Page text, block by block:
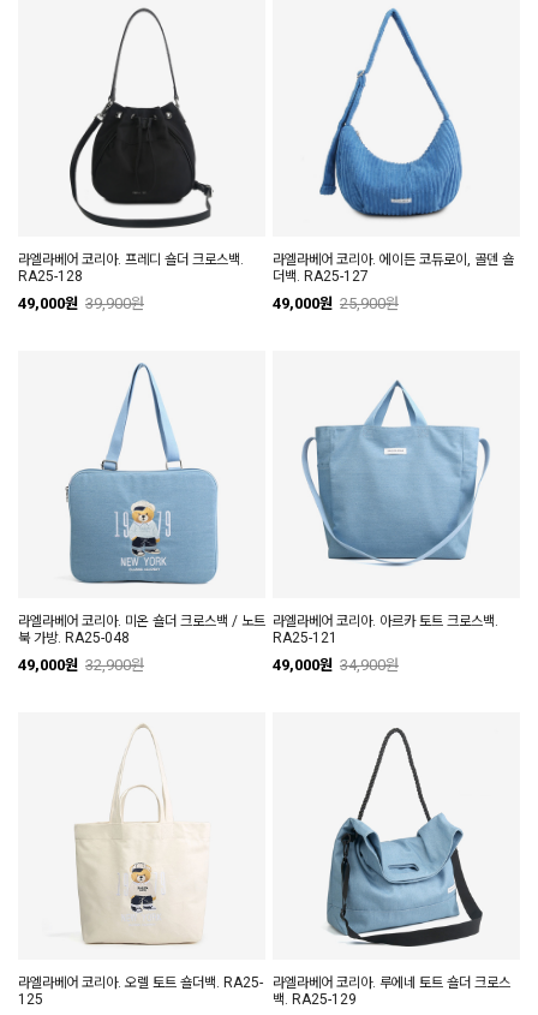
라엘라베어 코리아. 프레디 숄더 크로스백.
RA25-128
49,000원 39,900원
라엘라베어 코리아. 에이든 코듀로이, 골덴 숄
더백. RA25-127
49,000원 25,900원
라엘라베어 코리아. 미온 숄더 크로스백 / 노트
북 가방. RA25-048
49,000원 32,900원
라엘라베어 코리아. 아르카 토트 크로스백.
RA25-121
49,000원 34,900원
라엘라베어 코리아. 오렐 토트 숄더백. RA25-
125
라엘라베어 코리아. 루에네 토트 숄더 크로스
백. RA25-129